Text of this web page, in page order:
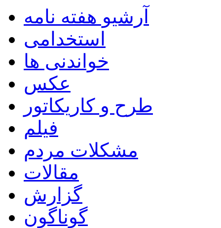
آرشیو هفته نامه
استخدامی
خواندنی ها
عکس
طرح و کاریکاتور
فیلم
مشکلات مردم
مقالات
گزارش
گوناگون